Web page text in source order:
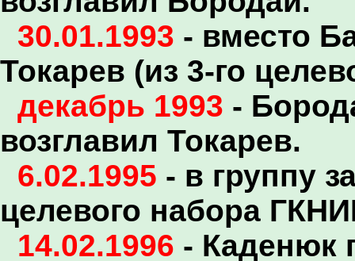
30.01.1993 - вместо
Токарев (из 3-го
декабрь 1993 -
возглавил Токарев.
6.02.1995 - в группу
целевого набора
14.02.1996 - Каденюк